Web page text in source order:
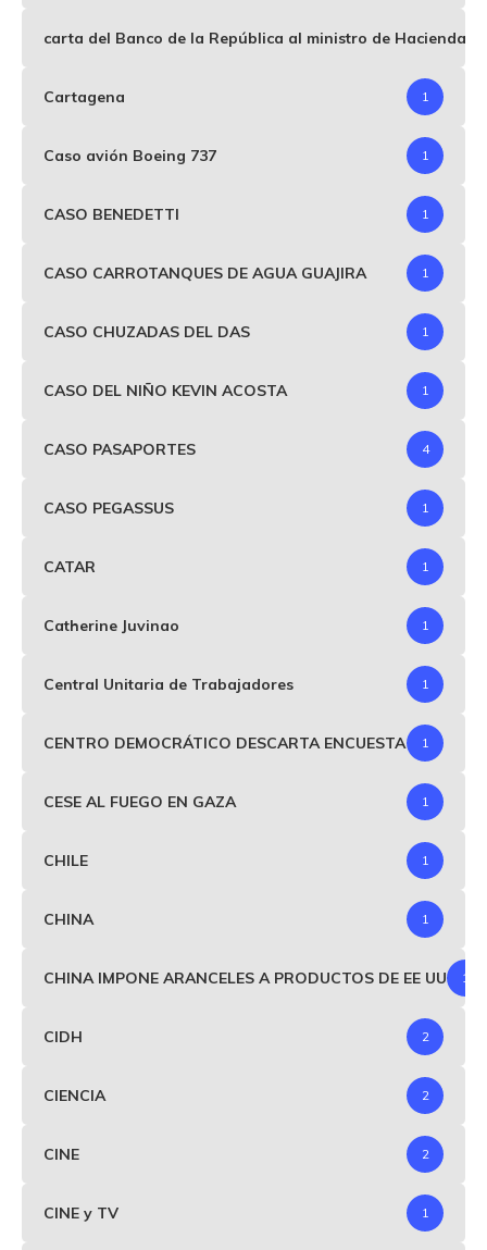
carta del Banco de la República al ministro de Hacienda
Cartagena 1
Caso avión Boeing 737 1
CASO BENEDETTI 1
CASO CARROTANQUES DE AGUA GUAJIRA 1
CASO CHUZADAS DEL DAS 1
CASO DEL NIÑO KEVIN ACOSTA 1
CASO PASAPORTES 4
CASO PEGASSUS 1
CATAR 1
Catherine Juvinao 1
Central Unitaria de Trabajadores 1
CENTRO DEMOCRÁTICO DESCARTA ENCUESTA 1
CESE AL FUEGO EN GAZA 1
CHILE 1
CHINA 1
CHINA IMPONE ARANCELES A PRODUCTOS DE EE UU 1
CIDH 2
CIENCIA 2
CINE 2
CINE y TV 1